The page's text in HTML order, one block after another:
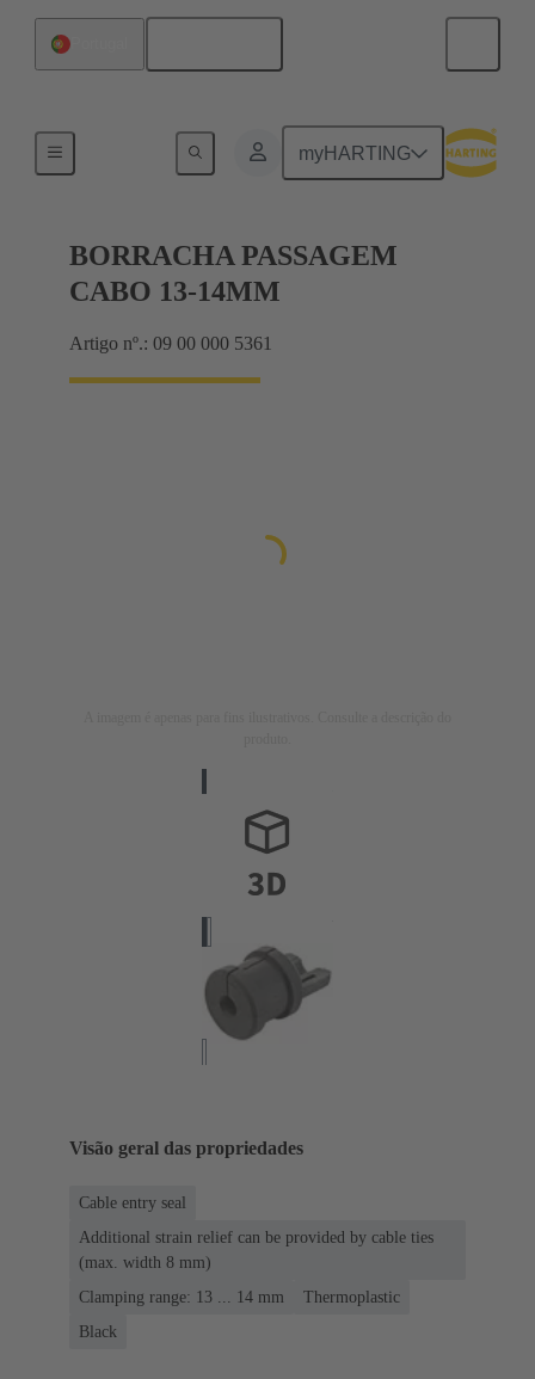
myHARTING
BORRACHA PASSAGEM
CABO 13-14MM
Artigo nº.: 09 00 000 5361
Visão geral das propriedades
Cable entry seal
Additional strain relief can be provided by cable ties
(max. width 8 mm)
Clamping range: 13 ... 14 mm
Thermoplastic
Black